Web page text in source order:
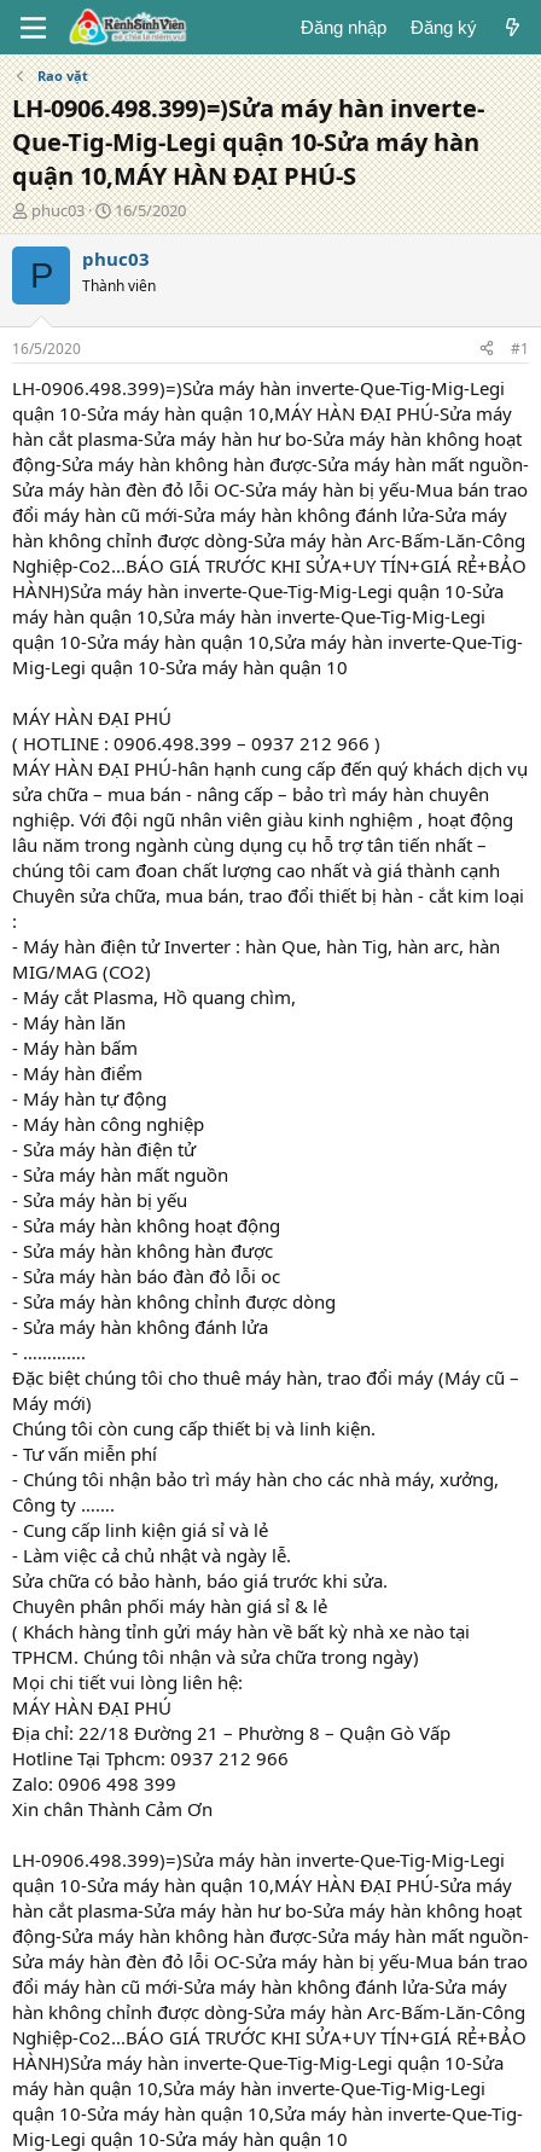
Đăng nhập Đăng ký
Rao vặt
LH-0906.498.399)=)Sửa máy hàn inverte-
Que-Tig-Mig-Legi quận 10-Sửa máy hàn
quận 10,MÁY HÀN ĐẠI PHÚ-S
T
á
c
g
ả
phuc03
N
g
à
y
đ
g
16/5/2020
P phuc03
Thành viên
16/5/2020 #1
LH-0906.498.399)=)Sửa máy hàn inverte-Que-Tig-Mig-Legi
quận 10-Sửa máy hàn quận 10,MÁY HÀN ĐẠI PHÚ-Sửa máy
hàn cắt plasma-Sửa máy hàn hư bo-Sửa máy hàn không hoạt
động-Sửa máy hàn không hàn được-Sửa máy hàn mất nguồn-
Sửa máy hàn đèn đỏ lỗi OC-Sửa máy hàn bị yếu-Mua bán trao
đổi máy hàn cũ mới-Sửa máy hàn không đánh lửa-Sửa máy
hàn không chỉnh được dòng-Sửa máy hàn Arc-Bấm-Lăn-Công
Nghiệp-Co2...BÁO GIÁ TRƯỚC KHI SỬA+UY TÍN+GIÁ RẺ+BẢO
HÀNH)Sửa máy hàn inverte-Que-Tig-Mig-Legi quận 10-Sửa
máy hàn quận 10,Sửa máy hàn inverte-Que-Tig-Mig-Legi
quận 10-Sửa máy hàn quận 10,Sửa máy hàn inverte-Que-Tig-
Mig-Legi quận 10-Sửa máy hàn quận 10
MÁY HÀN ĐẠI PHÚ
( HOTLINE : 0906.498.399 – 0937 212 966 )
MÁY HÀN ĐẠI PHÚ-hân hạnh cung cấp đến quý khách dịch vụ
sửa chữa – mua bán - nâng cấp – bảo trì máy hàn chuyên
nghiệp. Với đội ngũ nhân viên giàu kinh nghiệm , hoạt động
lâu năm trong ngành cùng dụng cụ hỗ trợ tân tiến nhất –
chúng tôi cam đoan chất lượng cao nhất và giá thành cạnh
Chuyên sửa chữa, mua bán, trao đổi thiết bị hàn - cắt kim loại
:
- Máy hàn điện tử Inverter : hàn Que, hàn Tig, hàn arc, hàn
MIG/MAG (CO2)
- Máy cắt Plasma, Hồ quang chìm,
- Máy hàn lăn
- Máy hàn bấm
- Máy hàn điểm
- Máy hàn tự động
- Máy hàn công nghiệp
- Sửa máy hàn điện tử
- Sửa máy hàn mất nguồn
- Sửa máy hàn bị yếu
- Sửa máy hàn không hoạt động
- Sửa máy hàn không hàn được
- Sửa máy hàn báo đàn đỏ lỗi oc
- Sửa máy hàn không chỉnh được dòng
- Sửa máy hàn không đánh lửa
- ………….
Đặc biệt chúng tôi cho thuê máy hàn, trao đổi máy (Máy cũ –
Máy mới)
Chúng tôi còn cung cấp thiết bị và linh kiện.
- Tư vấn miễn phí
- Chúng tôi nhận bảo trì máy hàn cho các nhà máy, xưởng,
Công ty …….
- Cung cấp linh kiện giá sỉ và lẻ
- Làm việc cả chủ nhật và ngày lễ.
Sửa chữa có bảo hành, báo giá trước khi sửa.
Chuyên phân phối máy hàn giá sỉ & lẻ
( Khách hàng tỉnh gửi máy hàn về bất kỳ nhà xe nào tại
TPHCM. Chúng tôi nhận và sửa chữa trong ngày)
Mọi chi tiết vui lòng liên hệ:
MÁY HÀN ĐẠI PHÚ
Địa chỉ: 22/18 Đường 21 – Phường 8 – Quận Gò Vấp
Hotline Tại Tphcm: 0937 212 966
Zalo: 0906 498 399
Xin chân Thành Cảm Ơn
LH-0906.498.399)=)Sửa máy hàn inverte-Que-Tig-Mig-Legi
quận 10-Sửa máy hàn quận 10,MÁY HÀN ĐẠI PHÚ-Sửa máy
hàn cắt plasma-Sửa máy hàn hư bo-Sửa máy hàn không hoạt
động-Sửa máy hàn không hàn được-Sửa máy hàn mất nguồn-
Sửa máy hàn đèn đỏ lỗi OC-Sửa máy hàn bị yếu-Mua bán trao
đổi máy hàn cũ mới-Sửa máy hàn không đánh lửa-Sửa máy
hàn không chỉnh được dòng-Sửa máy hàn Arc-Bấm-Lăn-Công
Nghiệp-Co2...BÁO GIÁ TRƯỚC KHI SỬA+UY TÍN+GIÁ RẺ+BẢO
HÀNH)Sửa máy hàn inverte-Que-Tig-Mig-Legi quận 10-Sửa
máy hàn quận 10,Sửa máy hàn inverte-Que-Tig-Mig-Legi
quận 10-Sửa máy hàn quận 10,Sửa máy hàn inverte-Que-Tig-
Mig-Legi quận 10-Sửa máy hàn quận 10